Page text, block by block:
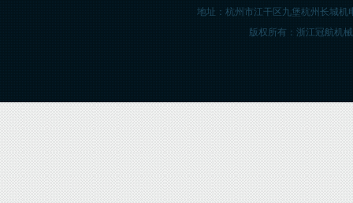
地址：杭州市江干区九堡杭州长城机
版权所有：浙江冠航机